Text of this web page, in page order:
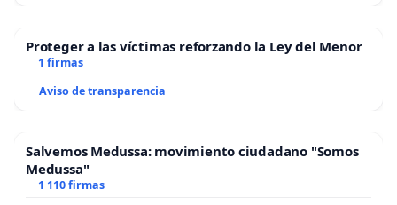
Proteger a las víctimas reforzando la Ley del Menor
1 firmas
Aviso de transparencia
Salvemos Medussa: movimiento ciudadano "Somos
Medussa"
1 110 firmas